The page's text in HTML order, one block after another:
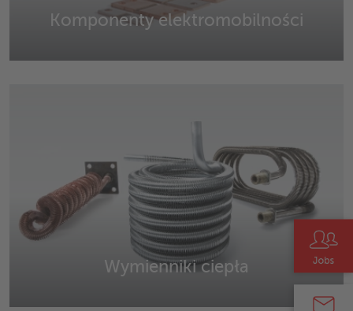
Komponenty elektromobilności
Wymienniki ciepła